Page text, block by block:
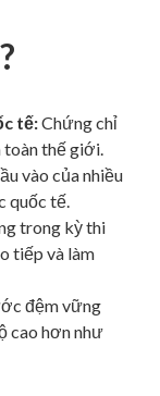
tế:Chứng chỉ
toàn thế giới.
vào của nhiều
quốc tế.
trong kỳ thi
tiếp và làm
đệm vững
cao hơn như